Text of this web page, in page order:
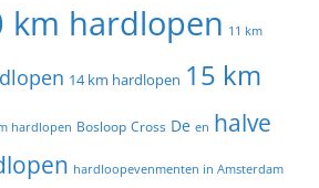
km hardlopen 11 km
14 km hardlopen 15 km
hardlopen Bosloop Cross De en halve
hardloopevenmenten in Amsterdam